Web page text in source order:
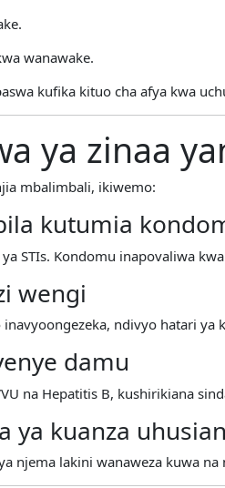
wanawake.
kufika kituo cha afya kwa
ya zinaa
mbalimbali, ikiwemo:
kutumia
STIs. Kondomu inapovaliwa
wengi
ndivyo hatari
damu
na Hepatitis B, kushirikiana
ya kuanza
njema lakini wanaweza kuwa